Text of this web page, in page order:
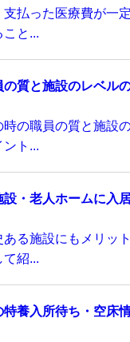
支払った医療費が一
こと...
質と施設のレベル
の職員の質と施設
ト...
・老人ホームに入
ある施設にもメリッ
て紹...
養入所待ち・空床